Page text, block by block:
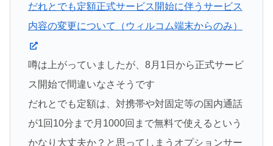
だれとでも定額正式サービス開始に伴うサービス
内容の変更について（ウィルコム端末からのみ）
噂は上がっていましたが、8月1日から正式サービ
ス開始で間違いなさそうです
だれとでも定額は、対携帯や対固定等の国内通話
が1回10分まで月1000回まで無料で使えるという
かなり大丈夫か？と思ってしまうオプションサー